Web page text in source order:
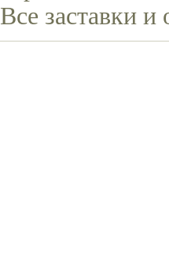
Все заставки